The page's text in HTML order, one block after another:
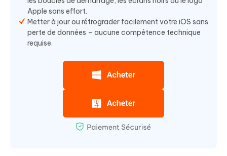
Apple sans effort.
Metter à jour ou rétrograder facilement votre iOS sans
perte de données – aucune compétence technique
requise.